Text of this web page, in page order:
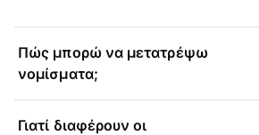
Πώς μπορώ να μετατρέψω
νομίσματα;
Γιατί διαφέρουν οι